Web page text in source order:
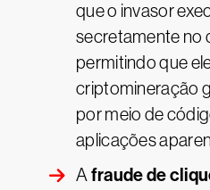
que o invasor
secretamente no
permitindo que
criptomineração
por meio de
aplicações
A fraude de